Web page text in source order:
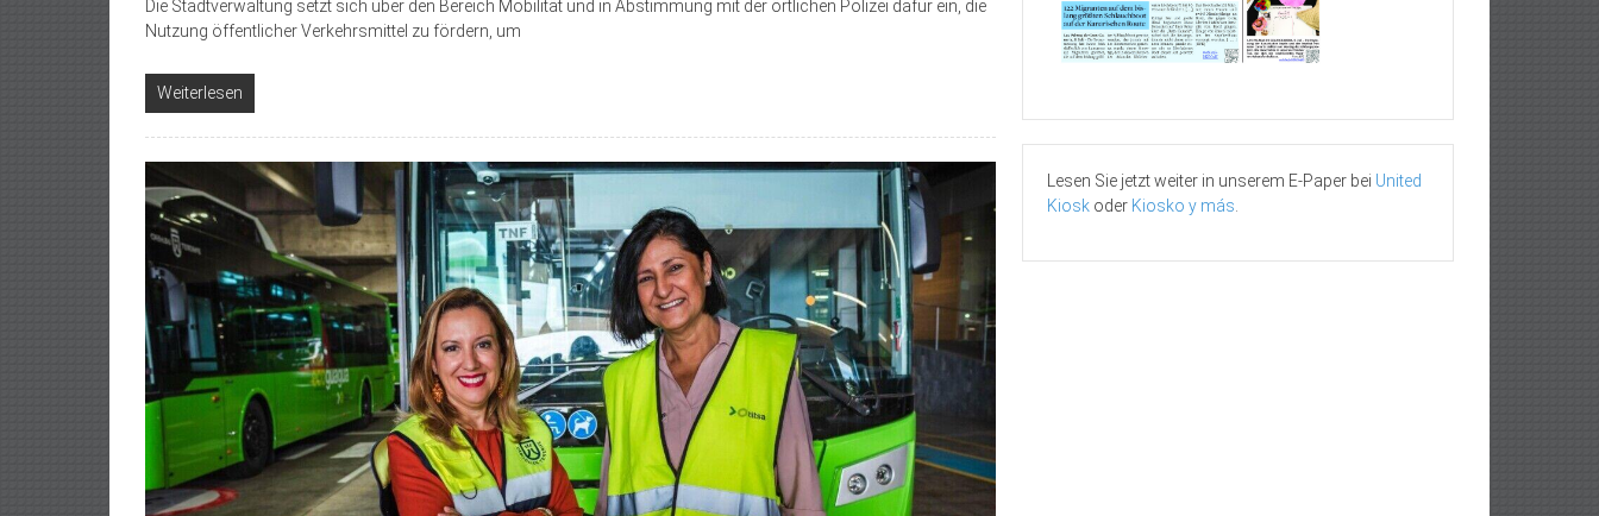
Die Stadtverwaltung setzt sich über den Bereich Mobilität und in Abstimmung mit der örtlichen Polizei dafür ein, die
Nutzung öffentlicher Verkehrsmittel zu fördern, um
Weiterlesen
Lesen Sie jetzt weiter in unserem E-Paper bei United
Kiosk oder Kiosko y más